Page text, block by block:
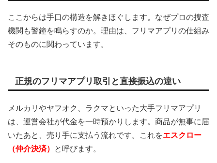
ここからは手口の構造を解きほぐします。なぜプロの捜査
機関も警鐘を鳴らすのか。理由は、フリマアプリの仕組み
そのものに関わっています。
正規のフリマアプリ取引と直接振込の違い
メルカリやヤフオク、ラクマといった大手フリマアプリ
は、運営会社が代金を一時預かりします。商品が無事に届
いたあと、売り手に支払う流れです。これをエスクロー
（仲介決済）
と呼びます。